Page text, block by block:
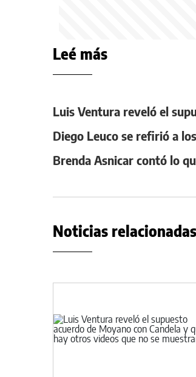
Leé más
Luis Ventura reveló el
Diego Leuco se refirió a
Brenda Asnicar contó lo
Noticias relacionadas